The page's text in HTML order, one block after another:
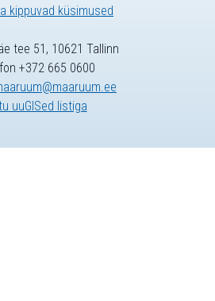
kippuvad küsimused
tee 51, 10621 Tallinn
+372 665 0600
uuGISed listiga